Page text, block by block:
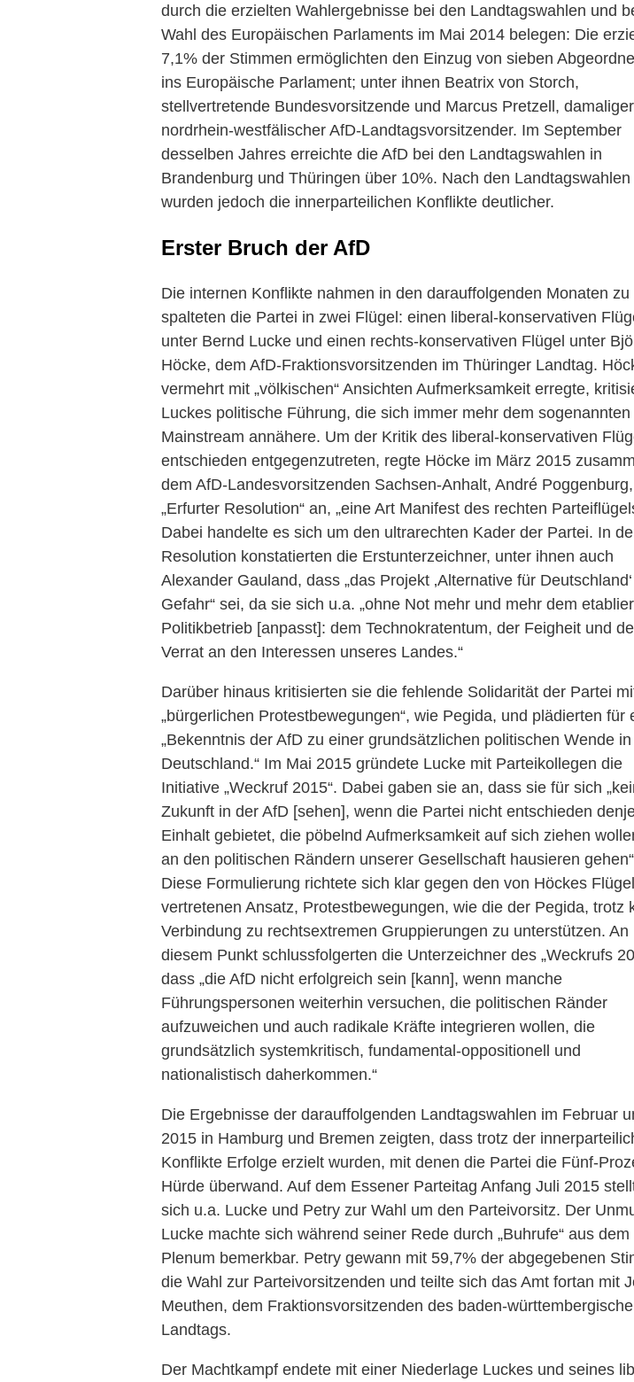
durch die erzielten Wahlergebnisse bei den Landtagswahlen und
Wahl des Europäischen Parlaments im Mai 2014 belegen: Die
7,1% der Stimmen ermöglichten den Einzug von sieben
ins Europäische Parlament; unter ihnen Beatrix von Storch,
stellvertretende Bundesvorsitzende und Marcus Pretzell, damaliger
nordrhein-westfälischer AfD-Landtagsvorsitzender. Im September
desselben Jahres erreichte die AfD bei den Landtagswahlen in
Brandenburg und Thüringen über 10%. Nach den Landtagswahlen
wurden jedoch die innerparteilichen Konflikte deutlicher.
Erster Bruch der AfD
Die internen Konflikte nahmen in den darauffolgenden Monaten zu
spalteten die Partei in zwei Flügel: einen liberal-konservativen
unter Bernd Lucke und einen rechts-konservativen Flügel unter
Höcke, dem AfD-Fraktionsvorsitzenden im Thüringer Landtag.
vermehrt mit „völkischen“ Ansichten Aufmerksamkeit erregte,
Luckes politische Führung, die sich immer mehr dem sogenannten
Mainstream annähere. Um der Kritik des liberal-konservativen
entschieden entgegenzutreten, regte Höcke im März 2015
dem AfD-Landesvorsitzenden Sachsen-Anhalt, André
„Erfurter Resolution“ an, „eine Art Manifest des rechten
Dabei handelte es sich um den ultrarechten Kader der Partei. In
Resolution konstatierten die Erstunterzeichner, unter ihnen auch
Alexander Gauland, dass „das Projekt ‚Alternative für
Gefahr“ sei, da sie sich u.a. „ohne Not mehr und mehr dem
Politikbetrieb [anpasst]: dem Technokratentum, der Feigheit und
Verrat an den Interessen unseres Landes.“
Darüber hinaus kritisierten sie die fehlende Solidarität der Partei
„bürgerlichen Protestbewegungen“, wie Pegida, und plädierten für
„Bekenntnis der AfD zu einer grundsätzlichen politischen Wende in
Deutschland.“ Im Mai 2015 gründete Lucke mit Parteikollegen die
Initiative „Weckruf 2015“. Dabei gaben sie an, dass sie für sich
Zukunft in der AfD [sehen], wenn die Partei nicht entschieden
Einhalt gebietet, die pöbelnd Aufmerksamkeit auf sich ziehen
an den politischen Rändern unserer Gesellschaft hausieren
Diese Formulierung richtete sich klar gegen den von Höckes Flügel
vertretenen Ansatz, Protestbewegungen, wie die der Pegida, trotz
Verbindung zu rechtsextremen Gruppierungen zu unterstützen. An
diesem Punkt schlussfolgerten die Unterzeichner des „Weckrufs
dass „die AfD nicht erfolgreich sein [kann], wenn manche
Führungspersonen weiterhin versuchen, die politischen Ränder
aufzuweichen und auch radikale Kräfte integrieren wollen, die
grundsätzlich systemkritisch, fundamental-oppositionell und
nationalistisch daherkommen.“
Die Ergebnisse der darauffolgenden Landtagswahlen im Februar
2015 in Hamburg und Bremen zeigten, dass trotz der
Konflikte Erfolge erzielt wurden, mit denen die Partei die Fünf-
Hürde überwand. Auf dem Essener Parteitag Anfang Juli 2015
sich u.a. Lucke und Petry zur Wahl um den Parteivorsitz. Der
Lucke machte sich während seiner Rede durch „Buhrufe“ aus dem
Plenum bemerkbar. Petry gewann mit 59,7% der abgegebenen
die Wahl zur Parteivorsitzenden und teilte sich das Amt fortan mit
Meuthen, dem Fraktionsvorsitzenden des baden-
Landtags.
Der Machtkampf endete mit einer Niederlage Luckes und seines